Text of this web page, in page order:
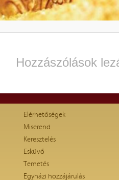
Hozzászólások
Elérhetőségek
Miserend
Keresztelés
Esküvő
Temetés
Egyházi hozzájárulás